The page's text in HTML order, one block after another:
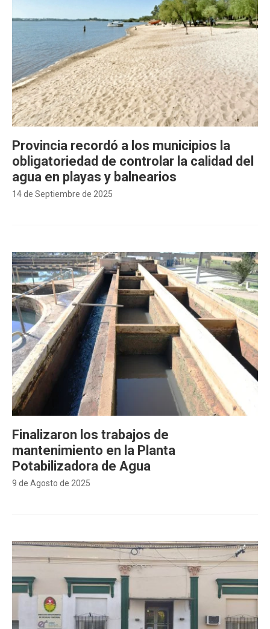
14 de Septiembre de 2025
Provincia recordó a los municipios la
obligatoriedad de controlar la calidad del
agua en playas y balnearios
9 de Agosto de 2025
Finalizaron los trabajos de
mantenimiento en la Planta
Potabilizadora de Agua